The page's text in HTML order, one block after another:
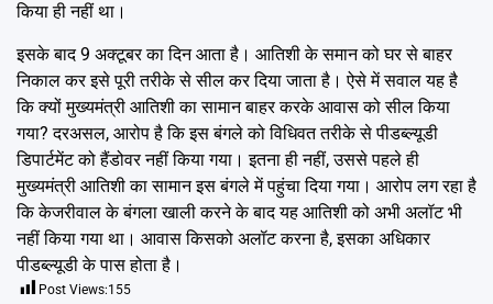
किया ही नहीं था।
इसके बाद 9 अक्टूबर का दिन आता है। आतिशी के समान को घर से बाहर
निकाल कर इसे पूरी तरीके से सील कर दिया जाता है। ऐसे में सवाल यह है
कि क्यों मुख्यमंत्री आतिशी का सामान बाहर करके आवास को सील किया
गया? दरअसल, आरोप है कि इस बंगले को विधिवत तरीके से पीडब्ल्यूडी
डिपार्टमेंट को हैंडोवर नहीं किया गया। इतना ही नहीं, उससे पहले ही
मुख्यमंत्री आतिशी का सामान इस बंगले में पहुंचा दिया गया। आरोप लग रहा है
कि केजरीवाल के बंगला खाली करने के बाद यह आतिशी को अभी अलॉट भी
नहीं किया गया था। आवास किसको अलॉट करना है, इसका अधिकार
पीडब्ल्यूडी के पास होता है।
Post Views:155